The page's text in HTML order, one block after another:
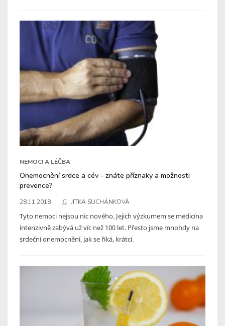
NEMOCI A LÉČBA
Onemocnění srdce a cév - znáte příznaky a možnosti
prevence?
28.11.2018 JITKA SUCHÁNKOVÁ
Tyto nemoci nejsou nic nového. Jejich výzkumem se medicína
intenzivně zabývá už víc než 100 let. Přesto jsme mnohdy na
srdeční onemocnění, jak se říká, krátcí.